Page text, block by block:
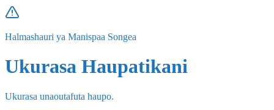
Halmashauri ya Manispaa Songea
Ukurasa Haupatikani
Ukurasa unaoutafuta haupo.